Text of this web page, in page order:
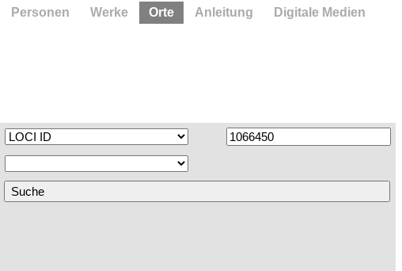
Personen Werke Orte Anleitung Digitale Medien